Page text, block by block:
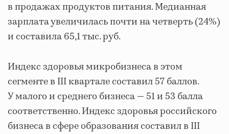
в продажах продуктов питания. Медианная
зарплата увеличилась почти на четверть (24%)
и составила 65,1 тыс. руб.
Индекс здоровья микробизнеса в этом
сегменте в III квартале составил 57 баллов.
У малого и среднего бизнеса — 51 и 53 балла
соответственно. Индекс здоровья российского
бизнеса в сфере образования составил в III